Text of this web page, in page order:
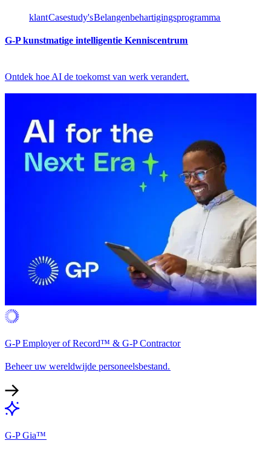
klant​​Casestudy's​​Belangenbehartigingsprogramma​​
G-P kunstmatige intelligentie Kenniscentrum​​
Ontdek hoe AI de toekomst van werk verandert.​​
G-P Employer of Record™ & G-P Contractor​​
Beheer uw wereldwijde personeelsbestand.​​
G-P Gia™​​